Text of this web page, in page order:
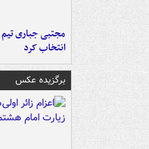
مجتبی جباری
انتخاب کرد
برگزیده عکس